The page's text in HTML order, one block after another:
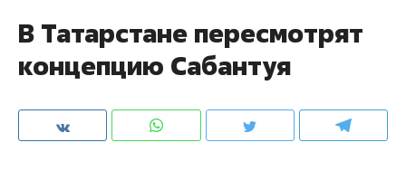
В Татарстане пересмотрят
концепцию Сабантуя